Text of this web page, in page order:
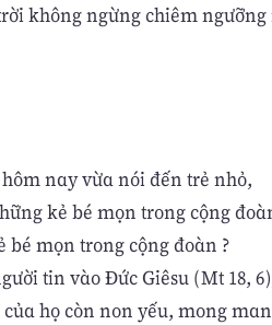
không ngừng chiêm
nay vừa nói đến trẻ nhỏ,
kẻ bé mọn trong cộng
bé mọn trong cộng đoàn ?
tin vào Đức Giêsu (Mt 18,
họ còn non yếu, mong